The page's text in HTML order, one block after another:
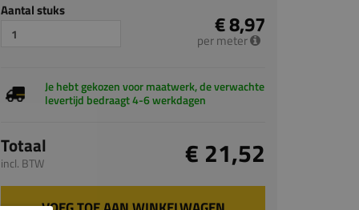
Aantal stuks € 8,97
per meter
Je hebt gekozen voor maatwerk, de verwachte
levertijd bedraagt 4-6 werkdagen
Totaal
incl. BTW € 21,52